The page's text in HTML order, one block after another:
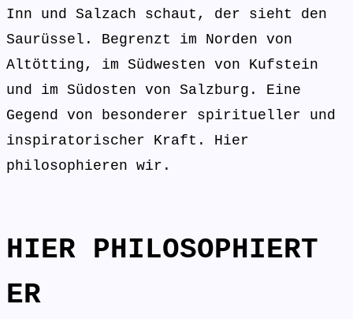
Inn und Salzach schaut, der sieht den
Saurüssel. Begrenzt im Norden von
Altötting, im Südwesten von Kufstein
und im Südosten von Salzburg. Eine
Gegend von besonderer spiritueller und
inspiratorischer Kraft. Hier
philosophieren wir.
HIER PHILOSOPHIERT
ER